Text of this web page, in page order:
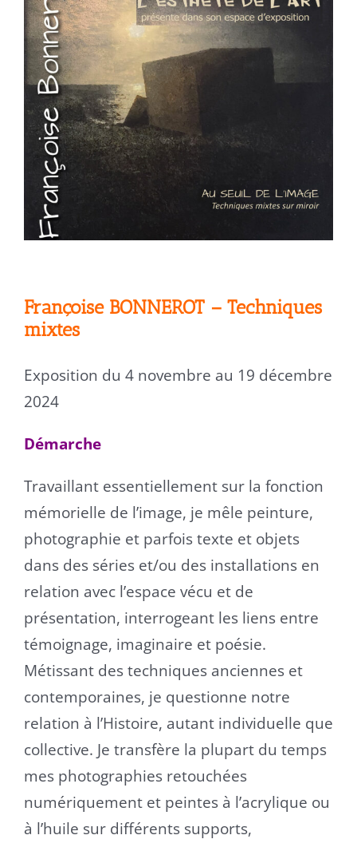
Françoise BONNEROT – Techniques
mixtes
Exposition du 4 novembre au 19 décembre
2024
Démarche
Travaillant essentiellement sur la fonction
mémorielle de l’image, je mêle peinture,
photographie et parfois texte et objets
dans des séries et/ou des installations en
relation avec l’espace vécu et de
présentation, interrogeant les liens entre
témoignage, imaginaire et poésie.
Métissant des techniques anciennes et
contemporaines, je questionne notre
relation à l’Histoire, autant individuelle que
collective. Je transfère la plupart du temps
mes photographies retouchées
numériquement et peintes à l’acrylique ou
à l’huile sur différents supports,